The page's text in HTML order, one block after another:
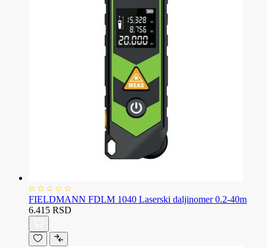
FIELDMANN FDLM 1040 Laserski daljinomer 0.2-40m
6.415 RSD